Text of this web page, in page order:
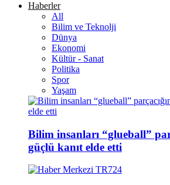
Haberler
All
Bilim ve Teknolji
Dünya
Ekonomi
Kültür - Sanat
Politika
Spor
Yaşam
Bilim insanları “glueball”
güçlü kanıt elde etti